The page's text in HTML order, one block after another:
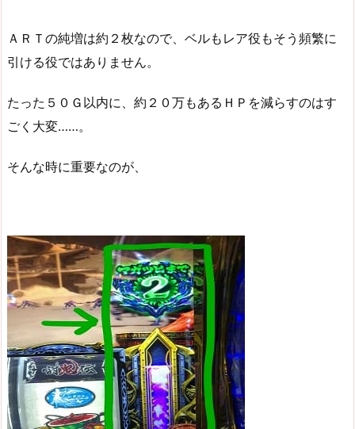
ＡＲＴの純増は約２枚なので、ベルもレア役もそう頻繁に
引ける役ではありません。
たった５０Ｇ以内に、約２０万もあるＨＰを減らすのはす
ごく大変……。
そんな時に重要なのが、